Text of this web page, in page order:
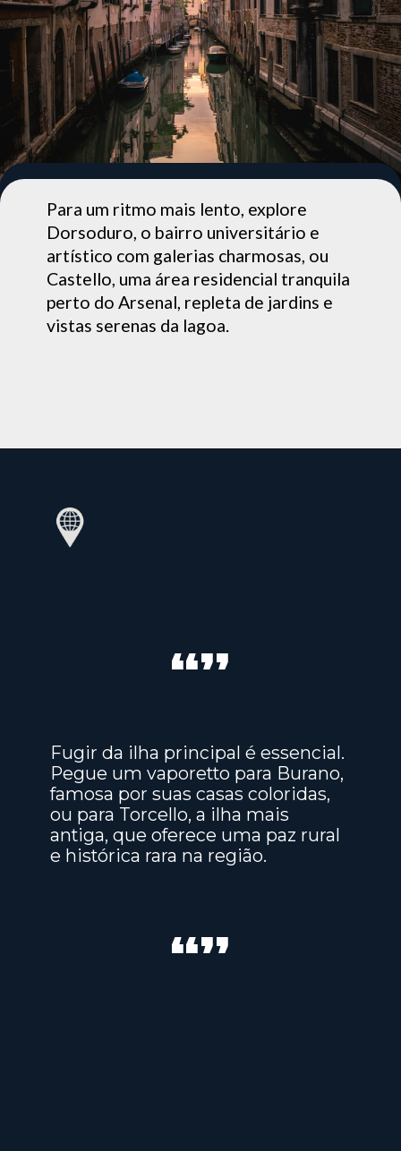
Para um ritmo mais lento, explore
Dorsoduro, o bairro universitário e
artístico com galerias charmosas, ou
Castello, uma área residencial tranquila
perto do Arsenal, repleta de jardins e
vistas serenas da lagoa.
Fugir da ilha principal é essencial.
Pegue um vaporetto para Burano,
famosa por suas casas coloridas,
ou para Torcello, a ilha mais
antiga, que oferece uma paz rural
e histórica rara na região.
“”
“”